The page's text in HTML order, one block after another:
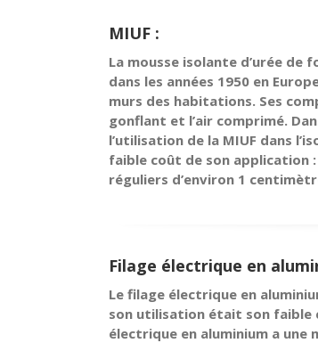
MIUF :
La mousse isolante d’urée de
dans les années 1950 en
murs des habitations. Ses
gonflant et l’air comprimé.
l’utilisation de la MIUF dans
faible coût de son application
réguliers d’environ 1
Filage électrique en
Le filage électrique en
son utilisation était son faible
électrique en aluminium a une